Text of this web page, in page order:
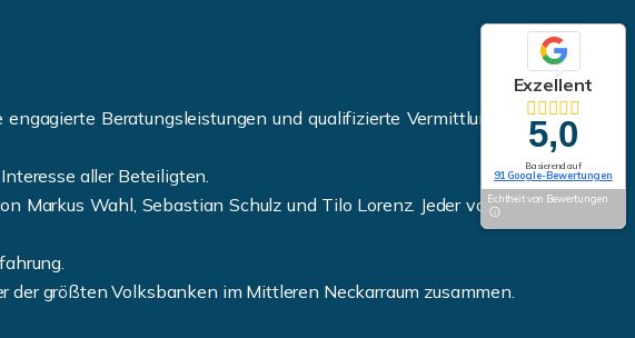
Beratungsleistungen und qualifizierte Vermittlungsarbeit
aller Beteiligten.
Markus Wahl, Sebastian Schulz und Tilo Lorenz. Jeder von uns ist
größten Volksbanken im Mittleren Neckarraum zusammen.
Exzellent
5,0
Basierend auf
91 Google-Bewertungen
Echtheit von Bewertungen